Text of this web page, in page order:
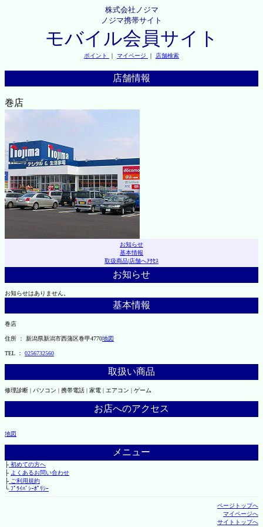
株式会社ノジマ
ノジマ携帯サイト
モバイル会員サイト
ポイント ｜ マイページ ｜ 店舗検索
店舗情報
巻店
お知らせ
基本情報
取扱商品|店舗へｱｸｾｽ
お知らせ
お知らせはありません。
基本情報
巻店
住所 ： 新潟県新潟市西蒲区巻甲4770地図
TEL ： 0256732560
取扱い商品
修理診断 | パソコン | 携帯電話 | 家電 | エアコン | ゲーム
お店へのアクセス
地図
メニュー
├初めての方へ
├ よくあるお問い合わせ
├ご利用規約
└ﾌﾟﾗｲﾊﾞｼｰﾎﾟﾘｼｰ
ページトップへ
マイページへ
サイトトップへ